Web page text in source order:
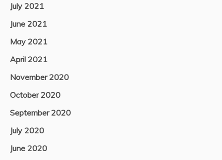
July 2021
June 2021
May 2021
April 2021
November 2020
October 2020
September 2020
July 2020
June 2020